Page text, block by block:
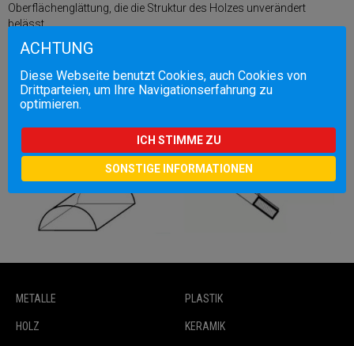
Oberflächenglättung, die die Struktur des Holzes unverändert
belässt.
METALLE PLASTIK
HOLZ KERAMIK
ACHTUNG
Diese Webseite benutzt Cookies, auch Cookies von
Drittparteien, um Ihre Navigationserfahrung zu
optimieren.
ICH STIMME ZU
SONSTIGE INFORMATIONEN